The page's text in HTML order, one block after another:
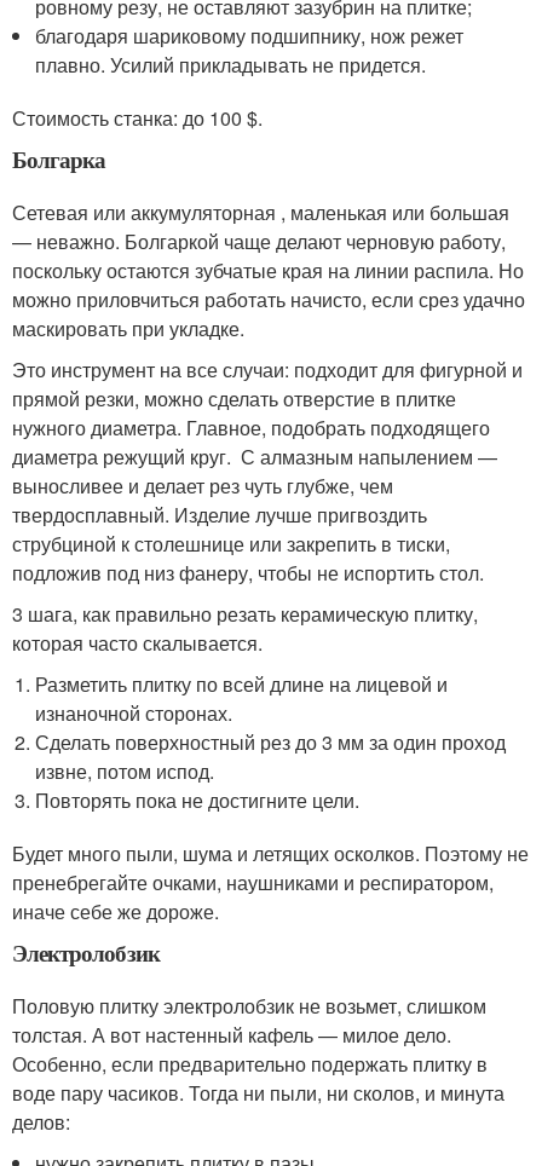
ровному резу, не оставляют зазубрин на плитке;
благодаря шариковому подшипнику, нож режет
плавно. Усилий прикладывать не придется.
Стоимость станка: до 100 $.
Болгарка
Сетевая или аккумуляторная , маленькая или большая
— неважно. Болгаркой чаще делают черновую работу,
поскольку остаются зубчатые края на линии распила. Но
можно приловчиться работать начисто, если срез удачно
маскировать при укладке.
Это инструмент на все случаи: подходит для фигурной и
прямой резки, можно сделать отверстие в плитке
нужного диаметра. Главное, подобрать подходящего
диаметра режущий круг. С алмазным напылением —
выносливее и делает рез чуть глубже, чем
твердосплавный. Изделие лучше пригвоздить
струбциной к столешнице или закрепить в тиски,
подложив под низ фанеру, чтобы не испортить стол.
3 шага, как правильно резать керамическую плитку,
которая часто скалывается.
Разметить плитку по всей длине на лицевой и
изнаночной сторонах.
Сделать поверхностный рез до 3 мм за один проход
извне, потом испод.
Повторять пока не достигните цели.
Будет много пыли, шума и летящих осколков. Поэтому не
пренебрегайте очками, наушниками и респиратором,
иначе себе же дороже.
Электролобзик
Половую плитку электролобзик не возьмет, слишком
толстая. А вот настенный кафель — милое дело.
Особенно, если предварительно подержать плитку в
воде пару часиков. Тогда ни пыли, ни сколов, и минута
делов: